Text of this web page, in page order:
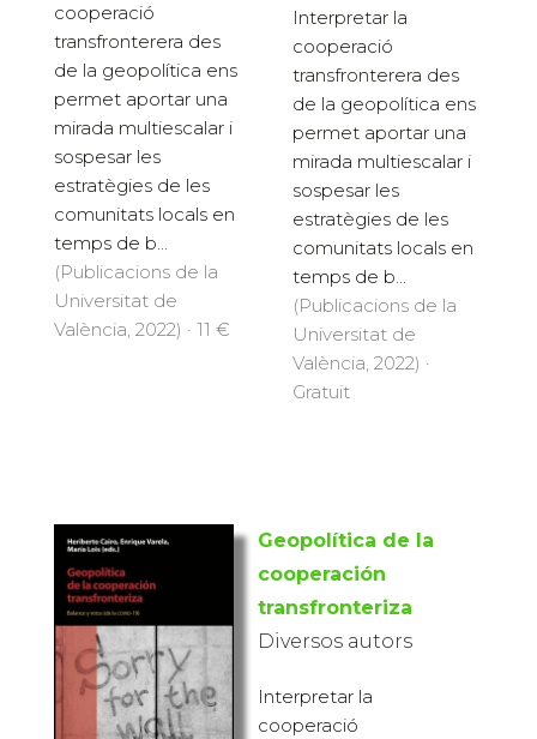
cooperació
transfronterera des
de la geopolítica ens
permet aportar una
mirada multiescalar i
sospesar les
estratègies de les
comunitats locals en
temps de b...
(Publicacions de la
Universitat de
València, 2022) · 11 €
Interpretar la
cooperació
transfronterera des
de la geopolítica ens
permet aportar una
mirada multiescalar i
sospesar les
estratègies de les
comunitats locals en
temps de b...
(Publicacions de la
Universitat de
València, 2022) ·
Gratuït
Geopolítica de la
cooperación
transfronteriza
Diversos autors
Interpretar la
cooperació